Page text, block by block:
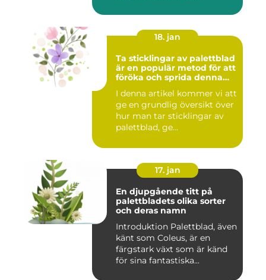
18. jan
Ta sticklingar av palettblad
är en populär metod för att
föröka och sprida denna
I denna artikel kommer vi att
ge en grundlig översikt över
hur man tar sticklingar av
palettblad, ge...
17. jan
En djupgående titt på
palettbladets olika sorter
och deras namn
Introduktion Palettblad, även
känt som Coleus, är en
färgstark växt som är känd
för sina fantastiska...